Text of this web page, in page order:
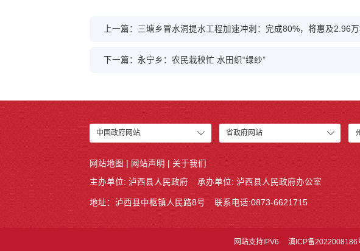
上一篇：三塘乡冒水洞提水工程加速冲刺：完成80%，将惠及2.96
下一篇：永宁乡：农民栽秧忙 水田织“绿纱”
中国政府网站 省政府网站
网站地图 网站声明 关于我们
主办单位: 泸西县人民政府 承办单位: 泸西县人民政府办公室
地址：泸西县中枢镇人民路8号 联系电话:0873-6621715
网站支持IPV6 滇ICP备2022008186